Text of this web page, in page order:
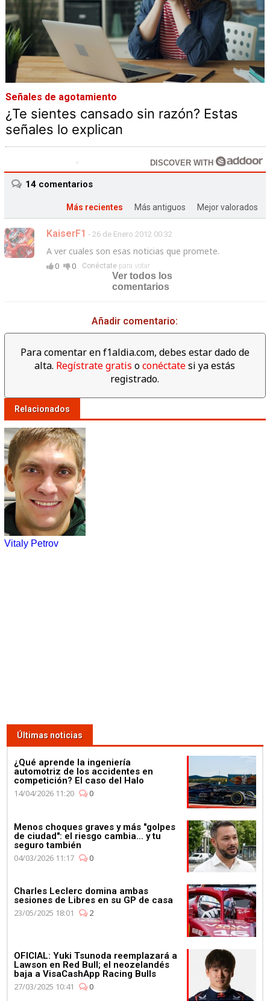
Señales de agotamiento
¿Te sientes cansado sin razón? Estas
señales lo explican
DISCOVER WITH
14comentarios
Más recientes Más antiguos Mejor valorados
KaiserF1 - 26 de Enero 2012 00:32
A ver cuales son esas noticias que promete.
0 0 Conéctatepara votar
Ver todos los
comentarios
Añadir comentario:
Para comentar en f1aldia.com, debes estar dado de
alta. Regístrate gratis oconéctatesi ya estás
registrado.
Relacionados
Vitaly Petrov
Últimas noticias
¿Qué aprende la ingeniería
automotriz de los accidentes en
competición? El caso del Halo
14/04/2026 11:20
0
Menos choques graves y más "golpes
de ciudad": el riesgo cambia... y tu
seguro también
04/03/2026 11:17
0
Charles Leclerc domina ambas
sesiones de Libres en su GP de casa
23/05/2025 18:01
2
OFICIAL: Yuki Tsunoda reemplazará a
Lawson en Red Bull; el neozelandés
baja a VisaCashApp Racing Bulls
27/03/2025 10:41
0